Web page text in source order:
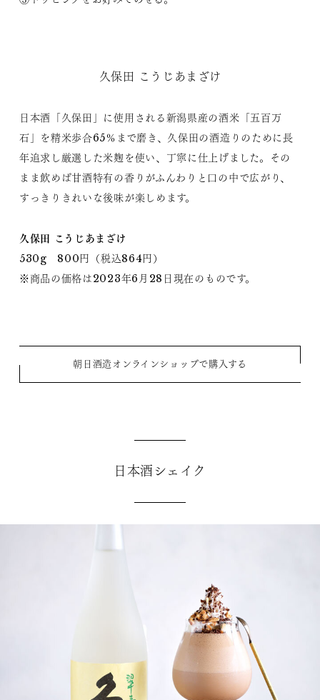
久保田 こうじあまざけ
日本酒「久保田」に使用される新潟県産の酒米「五百万
石」を精米歩合65％まで磨き、久保田の酒造りのために長
年追求し厳選した米麹を使い、丁寧に仕上げました。その
まま飲めば甘酒特有の香りがふんわりと口の中で広がり、
すっきりきれいな後味が楽しめます。
久保田 こうじあまざけ
530g 800円（税込864円）
※商品の価格は2023年6月28日現在のものです。
朝日酒造オンラインショップで購入する
日本酒シェイク